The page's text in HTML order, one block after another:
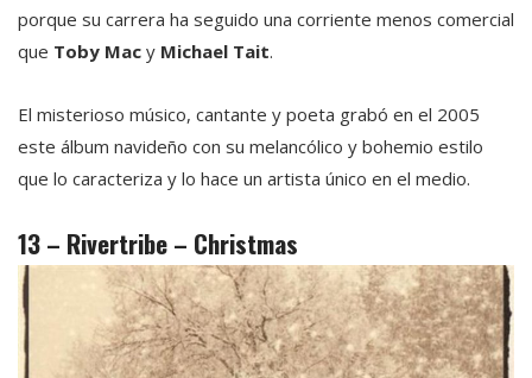
porque su carrera ha seguido una corriente menos comercial
que Toby Mac y Michael Tait.
El misterioso músico, cantante y poeta grabó en el 2005
este álbum navideño con su melancólico y bohemio estilo
que lo caracteriza y lo hace un artista único en el medio.
13 – Rivertribe – Christmas